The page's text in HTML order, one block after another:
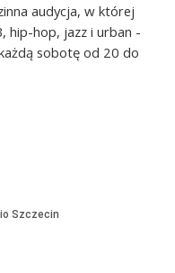
audycja, w której
hip-hop, jazz i urban -
sobotę od 20 do